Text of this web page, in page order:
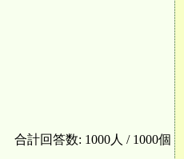
合計回答数: 1000人 / 1000個